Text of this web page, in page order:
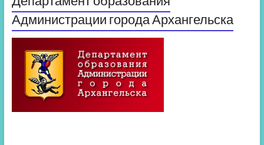
Администрации города Архангельска